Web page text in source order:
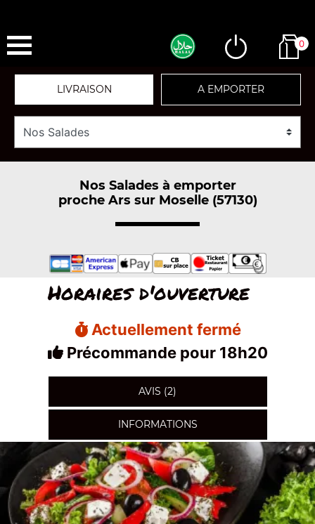
0
LIVRAISON A EMPORTER
Nos Salades à emporter
proche Ars sur Moselle (57130)
Horaires d'ouverture
Actuellement fermé
Précommande pour 18h20
AVIS (2)
INFORMATIONS